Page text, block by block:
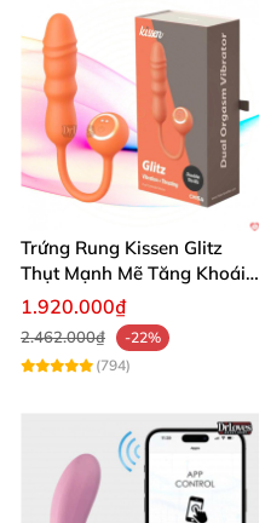
Trứng Rung Kissen Glitz
Thụt Mạnh Mẽ Tăng Khoái
Cảm Xuất Sắc
1.920.000₫
2.462.000₫
-22%
(794)